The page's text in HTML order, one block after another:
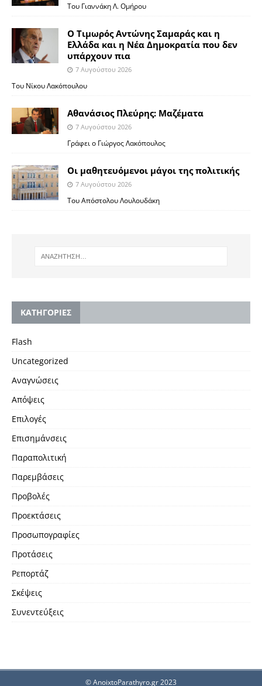
Του Γιαννάκη Λ. Ομήρου
Ο Τιμωρός Αντώνης Σαμαράς και η
Ελλάδα και η Νέα Δημοκρατία που δεν
υπάρχουν πια
7 Αυγούστου 2026
Του Νίκου Λακόπουλου
Αθανάσιος Πλεύρης: Μαζέματα
7 Αυγούστου 2026
Γράφει ο Γιώργος Λακόπουλος
Οι μαθητευόμενοι μάγοι της πολιτικής
7 Αυγούστου 2026
Του Απόστολου Λουλουδάκη
KΑΤΗΓΟΡΙΕΣ
Flash
Uncategorized
Αναγνώσεις
Απόψεις
Επιλογές
Επισημάνσεις
Παραπολιτική
Παρεμβάσεις
Προβολές
Προεκτάσεις
Προσωπογραφίες
Προτάσεις
Ρεπορτάζ
Σκέψεις
Συνεντεύξεις
© AnoixtoParathyro.gr 2023